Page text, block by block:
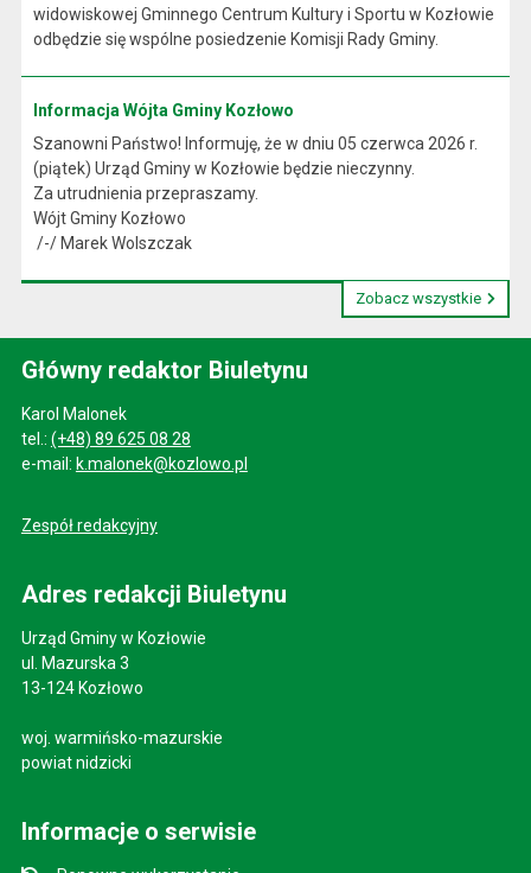
widowiskowej Gminnego Centrum Kultury i Sportu w Kozłowie
odbędzie się wspólne posiedzenie Komisji Rady Gminy.
Informacja Wójta Gminy Kozłowo
Szanowni Państwo! Informuję, że w dniu 05 czerwca 2026 r.
(piątek) Urząd Gminy w Kozłowie będzie nieczynny.
Za utrudnienia przepraszamy.
Wójt Gminy Kozłowo
/-/ Marek Wolszczak
Zobacz wszystkie
Główny redaktor Biuletynu
Karol Malonek
tel.: (+48) 89 625 08 28
e-mail: k.malonek@kozlowo.pl
Zespół redakcyjny
Adres redakcji Biuletynu
Urząd Gminy w Kozłowie
ul. Mazurska 3
13-124 Kozłowo
woj. warmińsko-mazurskie
powiat nidzicki
Informacje o serwisie